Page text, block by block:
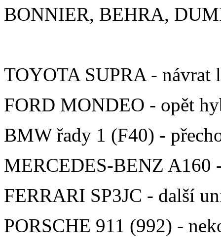
BONNIER, BEHRA,
TOYOTA SUPRA - návrat
FORD MONDEO - opět
BMW řady 1 (F40) -
MERCEDES-BENZ A160
FERRARI SP3JC - další
PORSCHE 911 (992) -